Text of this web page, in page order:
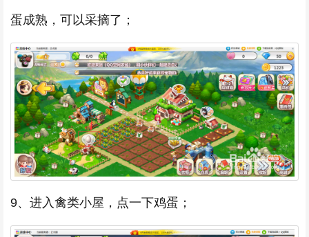
蛋成熟，可以采摘了；
9、进入禽类小屋，点一下鸡蛋；